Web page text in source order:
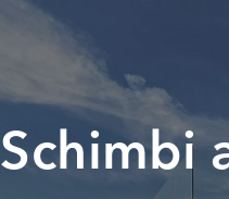
Schimbi